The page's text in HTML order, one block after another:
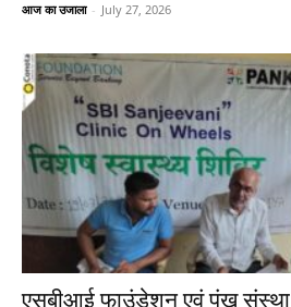
आज का उजाला - July 27, 2026
एसबीआई फाउंडेशन एवं पंख